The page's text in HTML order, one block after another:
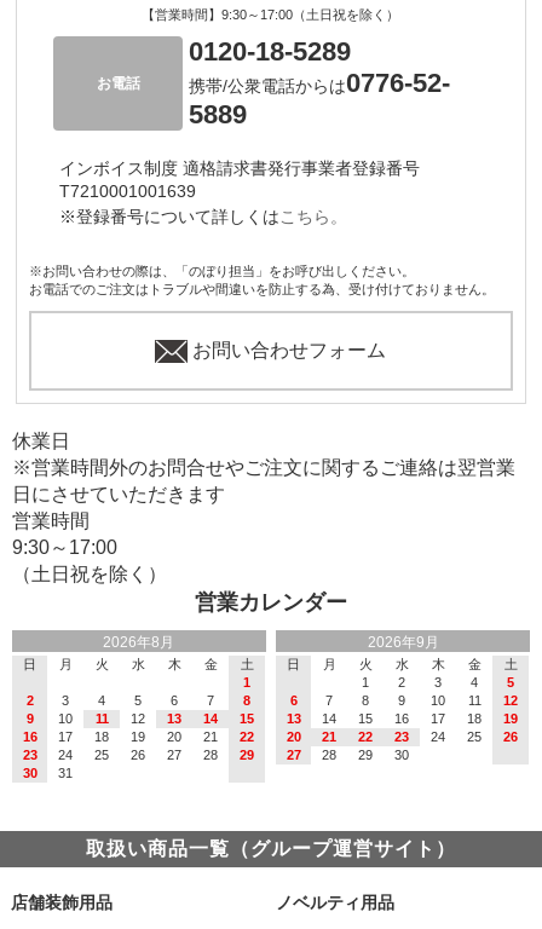
【営業時間】9:30～17:00（土日祝を除く）
お電話
0120-18-5289
携帯/公衆電話からは0776-52-
5889
インボイス制度 適格請求書発行事業者登録番号
T7210001001639
※登録番号について詳しくはこちら。
※お問い合わせの際は、「のぼり担当」をお呼び出しください。
お電話でのご注文はトラブルや間違いを防止する為、受け付けておりません。
お問い合わせフォーム
営業カレンダー
2026年8月
日 月 火 水 木 金
土
1
2
3 4 5 6 7
8
9
10 11 12 13 14
15
16
17 18 19 20 21
22
23
24 25 26 27 28
29
30
31
2026年9月
日 月 火 水 木 金
土
1
2 3 4
5
6
7 8 9 10 11
12
13
14 15 16 17 18
19
20
21 22 23 24 25
26
27
28 29 30
休業日
※営業時間外のお問合せやご注文に関するご連絡は翌営業
日にさせていただきます
営業時間
9:30～17:00
（土日祝を除く）
取扱い商品一覧（グループ運営サイト）
店舗装飾用品 ノベルティ用品